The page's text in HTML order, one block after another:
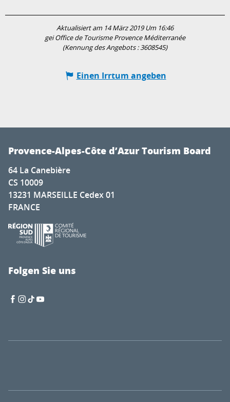
Aktualisiert am 14 März 2019 Um 16:46
gei Office de Tourisme Provence Méditerranée
(Kennung des Angebots :3608545)
Einen Irrtum angeben
Provence-Alpes-Côte d’Azur Tourism Board
64 La Canebière
CS 10009
13231 MARSEILLE Cedex 01
FRANCE
Folgen Sie uns